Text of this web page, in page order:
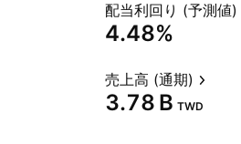
配当利回り (予測値)
4.48%
売上高 (通期)
‪3.78 B‬ TWD